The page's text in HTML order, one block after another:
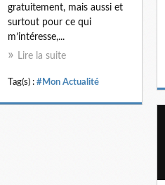
gratuitement, mais aussi et
surtout pour ce qui
m’intéresse,...
Lire la suite
Tag(s) : #Mon Actualité